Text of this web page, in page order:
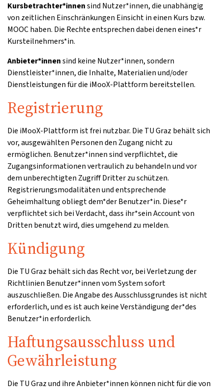
Kursbetrachter*innensind Nutzer*innen, die unabhängig
von zeitlichen Einschränkungen Einsicht in einen Kurs bzw.
MOOC haben. Die Rechte entsprechen dabei denen eines*r
Kursteilnehmers*in.
Anbieter*innensind keine Nutzer*innen, sondern
Dienstleister*innen, die Inhalte, Materialien und/oder
Dienstleistungen für die iMooX-Plattform bereitstellen.
Registrierung
Die iMooX-Plattform ist frei nutzbar. Die TU Graz behält sich
vor, ausgewählten Personen den Zugang nicht zu
ermöglichen. Benutzer*innen sind verpflichtet, die
Zugangsinformationen vertraulich zu behandeln und vor
dem unberechtigten Zugriff Dritter zu schützen.
Registrierungsmodalitäten und entsprechende
Geheimhaltung obliegt dem*der Benutzer*in. Diese*r
verpflichtet sich bei Verdacht, dass ihr*sein Account von
Dritten benutzt wird, dies umgehend zu melden.
Kündigung
Die TU Graz behält sich das Recht vor, bei Verletzung der
Richtlinien Benutzer*innen vom System sofort
auszuschließen. Die Angabe des Ausschlussgrundes ist nicht
erforderlich, und es ist auch keine Verständigung der*des
Benutzer*in erforderlich.
Haftungsausschluss und
Gewährleistung
Die TU Graz und ihre Anbieter*innen können nicht für die von